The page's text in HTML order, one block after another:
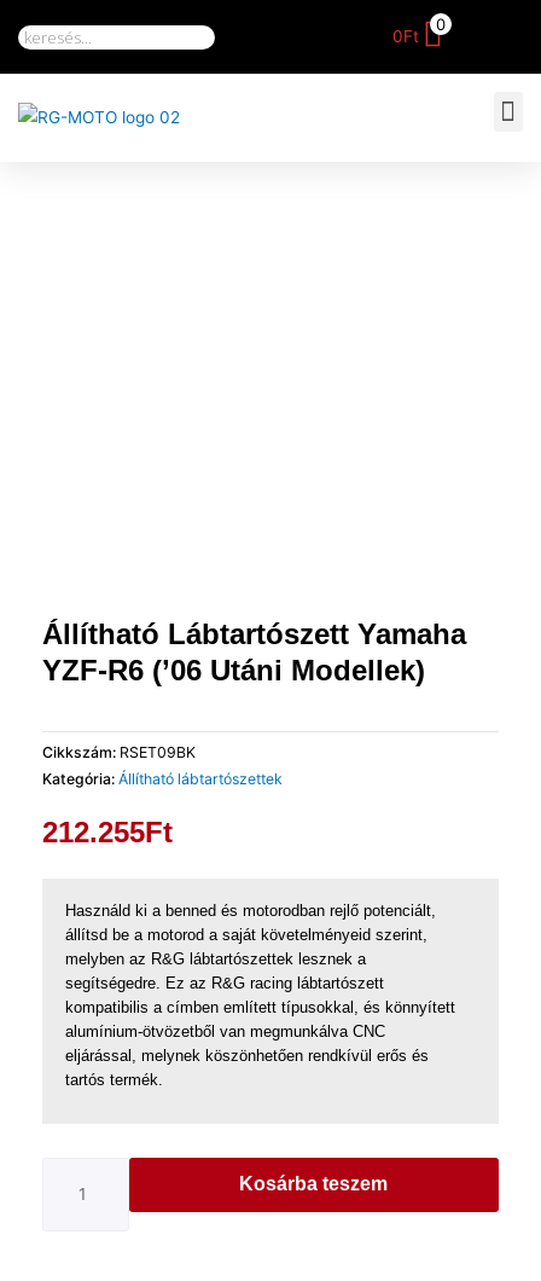
0Ft
0
Állítható Lábtartószett Yamaha
YZF-R6 (’06 Utáni Modellek)
Cikkszám: RSET09BK
Kategória: Állítható lábtartószettek
212.255Ft
Használd ki a benned és motorodban rejlő potenciált,
állítsd be a motorod a saját követelményeid szerint,
melyben az R&G lábtartószettek lesznek a
segítségedre. Ez az R&G racing lábtartószett
kompatibilis a címben említett típusokkal, és könnyített
alumínium-ötvözetből van megmunkálva CNC
eljárással, melynek köszönhetően rendkívül erős és
tartós termék.
Kosárba teszem